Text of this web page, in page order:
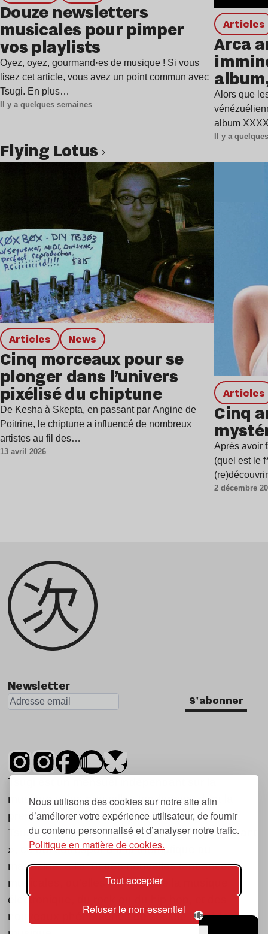
Nous utilisons des cookies sur notre site afin
d’améliorer votre expérience utilisateur, de fournir
du contenu personnalisé et d’analyser notre trafic.
Politique en matière de cookies.
Tout accepter
Refuser le non essentiel
Douze newsletters
musicales pour pimper
vos playlists
Oyez, oyez, gourmand·es de musique ! Si vous
lisez cet article, vous avez un point commun avec
Tsugi. En plus…
Il y a quelques semaines
Articles
Arca
Alors que
album
Il y a
Flying Lotus
Articles news
Cinq morceaux pour se
plonger dans l’univers
pixélisé du chiptune
De Kesha à Skepta, en passant par Angine de
Poitrine, le chiptune a influencé de nombreux
artistes au fil des…
13 avril 2026
Articles
Cinq
Après avoir
(quel est le
2 décembre
Lire l’article
Newsletter
S'abonner
Tsugi est un mensuel indépendant sur la
musique et les nouvelles tendances, dont la
première parution date de 2007.
Tsugi en japonais signifie « prochain », « suivant
», ce qui correspond à la thématique du
magazine, à l’affût des nouvelles tendances
musicales, qu’elles viennent de la musique
électronique, du rock ou du hip hop, et des
nouveaux phénomènes de société liés à la